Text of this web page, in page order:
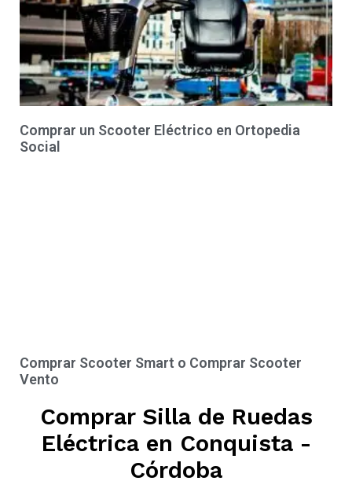
Comprar un Scooter Eléctrico en Ortopedia
Social
Comprar Scooter Smart o Comprar Scooter
Vento
Comprar Silla de Ruedas
Eléctrica en Conquista -
Córdoba